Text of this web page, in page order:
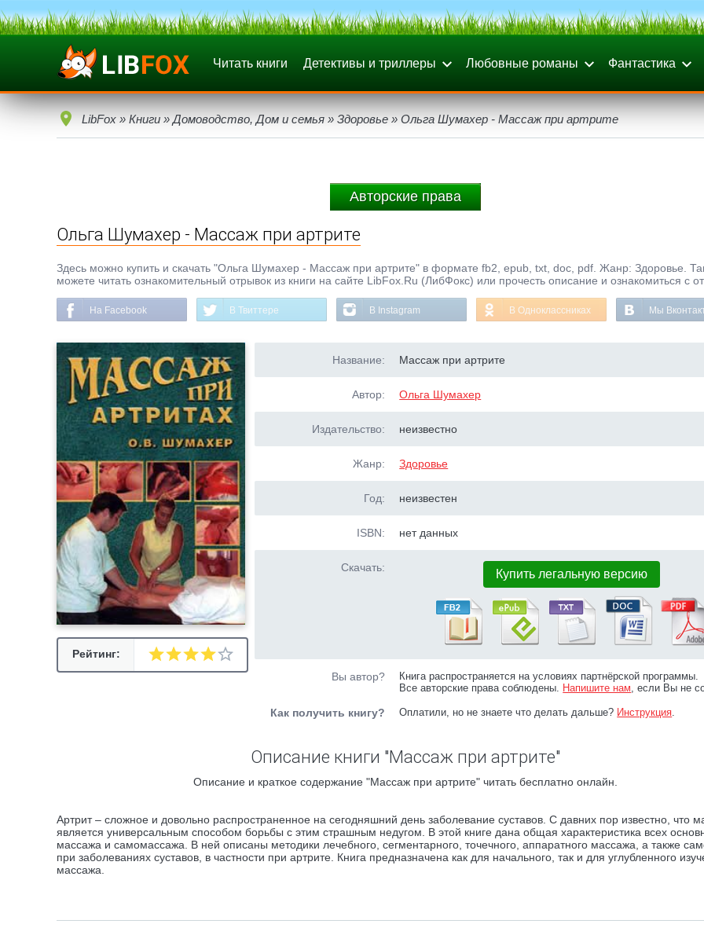
Читать книги Детективы и триллеры Любовные романы Фантастика
LibFox » Книги » Домоводство, Дом и семья » Здоровье » Ольга Шумахер - Массаж при артрите
Авторские права
Ольга Шумахер - Массаж при артрите
Здесь можно купить и скачать "Ольга Шумахер - Массаж при артрите" в формате fb2, epub, txt, doc, pdf. Жанр: Здоровье.
можете читать ознакомительный отрывок из книги на сайте LibFox.Ru (ЛибФокс) или прочесть описание и ознакомиться с
На Facebook В Твиттере В Instagram В Одноклассниках Мы
Рейтинг:
Название: Массаж при артрите
Автор: Ольга Шумахер
Издательство: неизвестно
Жанр: Здоровье
Год: неизвестен
ISBN: нет данных
Скачать: Купить легальную версию
Вы автор?
Книга распространяется на условиях партнёрской программы.
Все авторские права соблюдены. Напишите нам, если Вы не
Как получить книгу? Оплатили, но не знаете что делать дальше? Инструкция.
Описание книги "Массаж при артрите"
Описание и краткое содержание "Массаж при артрите" читать бесплатно онлайн.
Артрит – сложное и довольно распространенное на сегодняшний день заболевание суставов. С давних пор известно, что
является универсальным способом борьбы с этим страшным недугом. В этой книге дана общая характеристика всех
массажа и самомассажа. В ней описаны методики лечебного, сегментарного, точечного, аппаратного массажа, а также
при заболеваниях суставов, в частности при артрите. Книга предназначена как для начального, так и для углубленного
массажа.